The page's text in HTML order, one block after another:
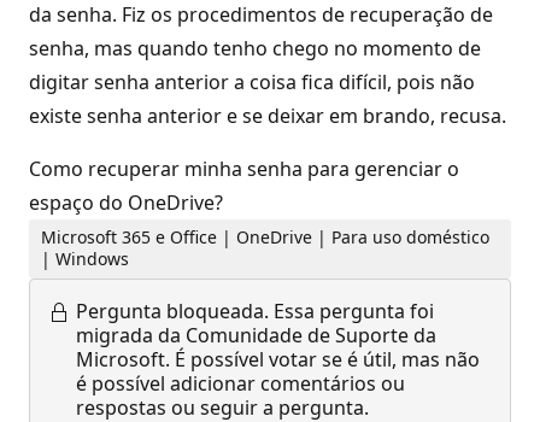
da senha. Fiz os procedimentos de recuperação de
senha, mas quando tenho chego no momento de
digitar senha anterior a coisa fica difícil, pois não
existe senha anterior e se deixar em brando, recusa.
Como recuperar minha senha para gerenciar o
espaço do OneDrive?
Microsoft 365 e Office | OneDrive | Para uso doméstico
| Windows
Pergunta bloqueada. Essa pergunta foi
migrada da Comunidade de Suporte da
Microsoft. É possível votar se é útil, mas não
é possível adicionar comentários ou
respostas ou seguir a pergunta.